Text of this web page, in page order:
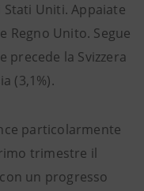
Uniti. Appaiate
Regno Unito. Segue
precede la Svizzera
(3,1%).
particolarmente
trimestre il
un progresso